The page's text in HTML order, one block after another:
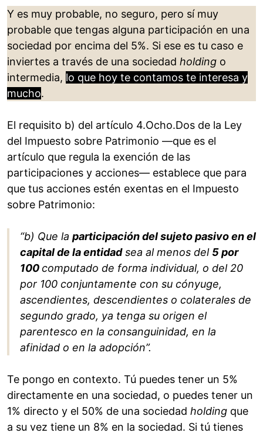
Y es muy probable, no seguro, pero sí muy
probable que tengas alguna participación en una
sociedad por encima del 5%. Si ese es tu caso e
inviertes a través de una sociedad holding o
intermedia, lo que hoy te contamos te interesa y
mucho.
El requisito b) del artículo 4.Ocho.Dos de la Ley
del Impuesto sobre Patrimonio —que es el
artículo que regula la exención de las
participaciones y acciones— establece que para
que tus acciones estén exentas en el Impuesto
sobre Patrimonio:
“b) Que la participación del sujeto pasivo en el
capital de la entidadsea al menos del 5 por
100computado de forma individual, o del 20
por 100 conjuntamente con su cónyuge,
ascendientes, descendientes o colaterales de
segundo grado, ya tenga su origen el
parentesco en la consanguinidad, en la
afinidad o en la adopción”.
Te pongo en contexto. Tú puedes tener un 5%
directamente en una sociedad, o puedes tener un
1% directo y el 50% de una sociedad holding que
a su vez tiene un 8% en la sociedad. Si tú tienes